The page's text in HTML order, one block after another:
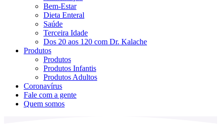
Bem-Estar
Dieta Enteral
Saúde
Terceira Idade
Dos 20 aos 120 com Dr. Kalache
Produtos
Produtos
Produtos Infantis
Produtos Adultos
Coronavírus
Fale com a gente
Quem somos